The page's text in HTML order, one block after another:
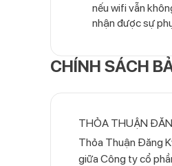
nếu wifi vẫn
nhận được sự
CHÍNH SÁCH
THỎA THUẬN
Thỏa Thuận Đăng
giữa Công ty cổ